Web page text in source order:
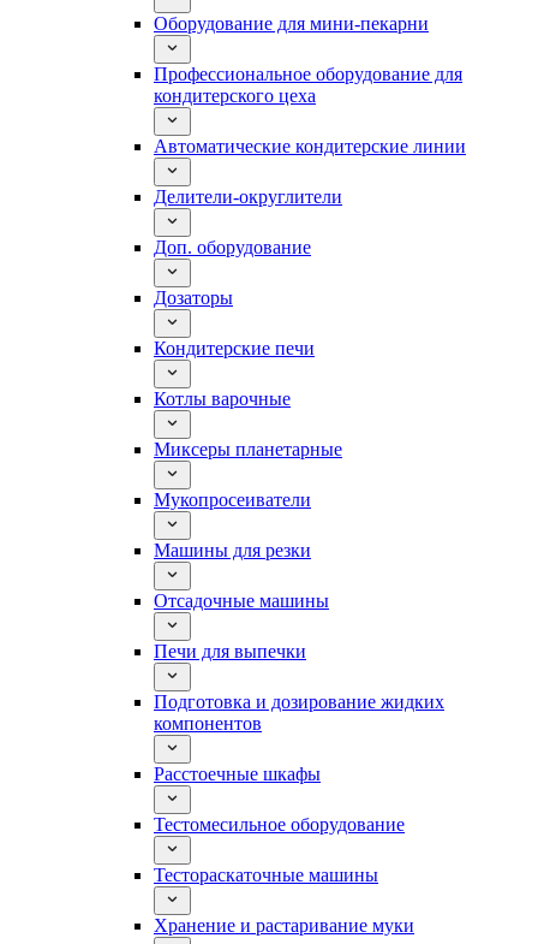
Оборудование для мини-пекарни
Профессиональное оборудование для
кондитерского цеха
Автоматические кондитерские линии
Делители-округлители
Доп. оборудование
Дозаторы
Кондитерские печи
Котлы варочные
Миксеры планетарные
Мукопросеиватели
Машины для резки
Отсадочные машины
Печи для выпечки
Подготовка и дозирование жидких
компонентов
Расстоечные шкафы
Тестомесильное оборудование
Тестораскаточные машины
Хранение и растаривание муки